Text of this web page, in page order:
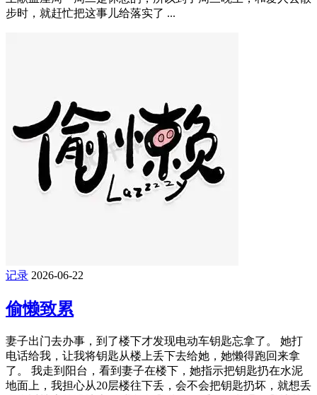
步时，就赶忙把这事儿给落实了 ...
记录 2026-06-22
偷懒致累
妻子出门去办事，到了楼下才发现电动车钥匙忘拿了。 她打
电话给我，让我将钥匙从楼上丢下去给她，她懒得跑回来拿
了。 我走到阳台，看到妻子在楼下，她指示把钥匙扔在水泥
地面上，我担心从20层楼往下丢，会不会把钥匙扔坏，就想丢